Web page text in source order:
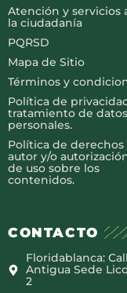
Atención y servicios
la ciudadanía
PQRSD
Mapa de Sitio
Términos y
Política de
tratamiento de datos
personales.
Política de derechos
autor y/o
de uso sobre los
contenidos.
CONTACTO
Floridablanca:
Antigua Sede
2